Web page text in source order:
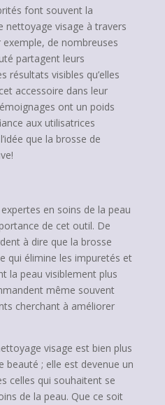
font souvent la
nettoyage visage à travers
exemple, de nombreuses
partagent leurs
résultats visibles qu’elles
accessoire dans leur
ont un poids
aux utilisatrices
que la brosse de
en soins de la peau
de cet outil. De
à dire que la brosse
qui élimine les impuretés et
la peau visiblement plus
même souvent
cherchant à améliorer
visage est bien plus
beauté ; elle est devenue un
celles qui souhaitent se
de la peau. Que ce soit